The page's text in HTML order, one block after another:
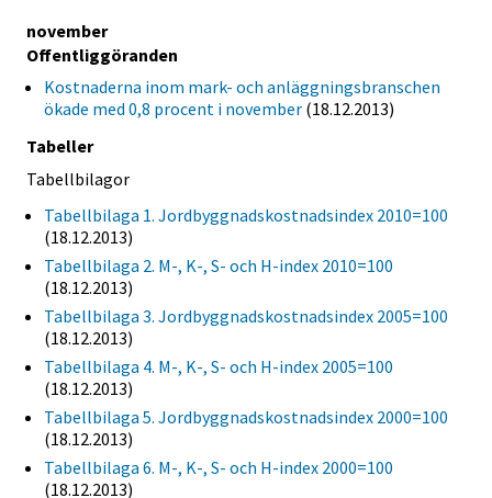
november
Offentliggöranden
Kostnaderna inom mark- och anläggningsbranschen
ökade med 0,8 procent i november (18.12.2013)
Tabeller
Tabellbilagor
Tabellbilaga 1. Jordbyggnadskostnadsindex 2010=100
(18.12.2013)
Tabellbilaga 2. M-, K-, S- och H-index 2010=100
(18.12.2013)
Tabellbilaga 3. Jordbyggnadskostnadsindex 2005=100
(18.12.2013)
Tabellbilaga 4. M-, K-, S- och H-index 2005=100
(18.12.2013)
Tabellbilaga 5. Jordbyggnadskostnadsindex 2000=100
(18.12.2013)
Tabellbilaga 6. M-, K-, S- och H-index 2000=100
(18.12.2013)